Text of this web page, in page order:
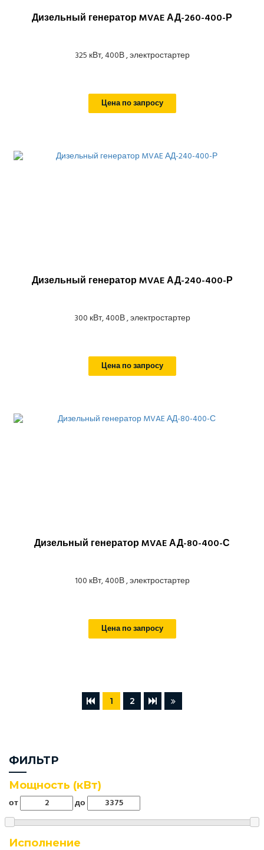
Дизельный генератор MVAE АД-260-400-Р
325 кВт, 400В , электростартер
Цена по запросу
Дизельный генератор MVAE АД-240-400-Р
300 кВт, 400В , электростартер
Цена по запросу
Дизельный генератор MVAE АД-80-400-С
100 кВт, 400В , электростартер
Цена по запросу
1 2
ФИЛЬТР
Мощность (кВт)
от до
Исполнение